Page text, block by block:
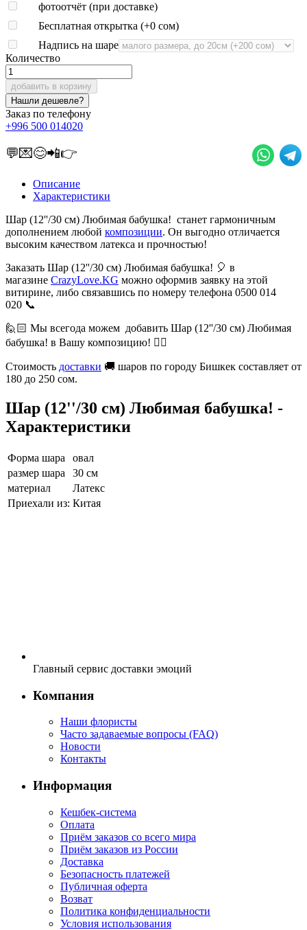
фотоотчёт (при доставке)
Бесплатная открытка (+0 сом)
Надпись на шаре
Количество
добавить в корзину
Заказ по телефону
+996 500 014020
💬💌😊📲👉
Описание
Характеристики
Шар (12''/30 см) Любимая бабушка! станет гармоничным
дополнением любой композиции. Он выгодно отличается
высоким качеством латекса и прочностью!
Заказать Шар (12''/30 см) Любимая бабушка! 🎈 в
магазине CrazyLove.KG можно оформив заявку на этой
витирине, либо связавшись по номеру телефона 0500 014
020 📞
🙋🏻 Мы всегода можем добавить Шар (12''/30 см) Любимая
бабушка! в Вашу композицию! 👍🏻
Стоимость доставки 🚚 шаров по городу Бишкек составляет от
180 до 250 сом.
Шар (12''/30 см) Любимая бабушка! -
Характеристики
Форма шара
овал
размер шара
30 см
материал
Латекс
Приехали из: Китая
Главный сервис доставки эмоций
Компания
Наши флористы
Часто задаваемые вопросы (FAQ)
Новости
Контакты
Информация
Кешбек-система
Оплата
Приём заказов со всего мира
Приём заказов из России
Доставка
Безопасность платежей
Публичная оферта
Возват
Политика конфиденциальности
Условия использования